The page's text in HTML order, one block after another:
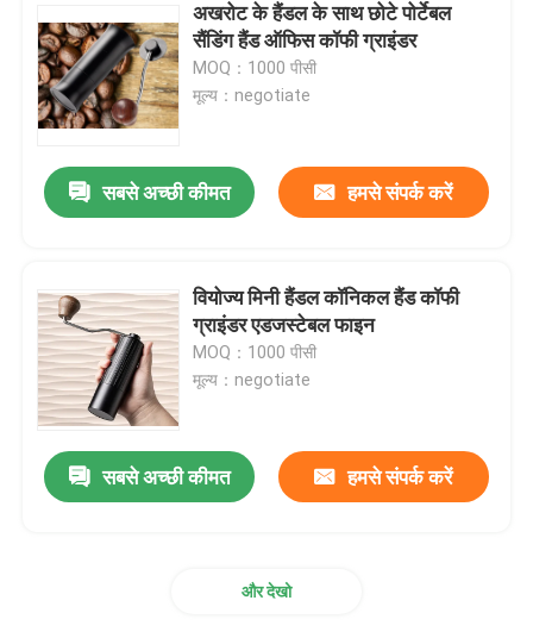
उत्पादों
वीआर दिखाएँ
हमारे बारे में
गुणवत्ता नियंत्रण
संपर्क करें
मामलों
अखरोट के हैंडल के साथ छोटे पोर्टेबल
सैंडिंग हैंड ऑफिस कॉफी ग्राइंडर
MOQ：1000 पीसी
मूल्य：negotiate
सबसे अच्छी कीमत हमसे संपर्क करें
वियोज्य मिनी हैंडल कॉनिकल हैंड कॉफी
ग्राइंडर एडजस्टेबल फाइन
MOQ：1000 पीसी
मूल्य：negotiate
सबसे अच्छी कीमत हमसे संपर्क करें
और देखो